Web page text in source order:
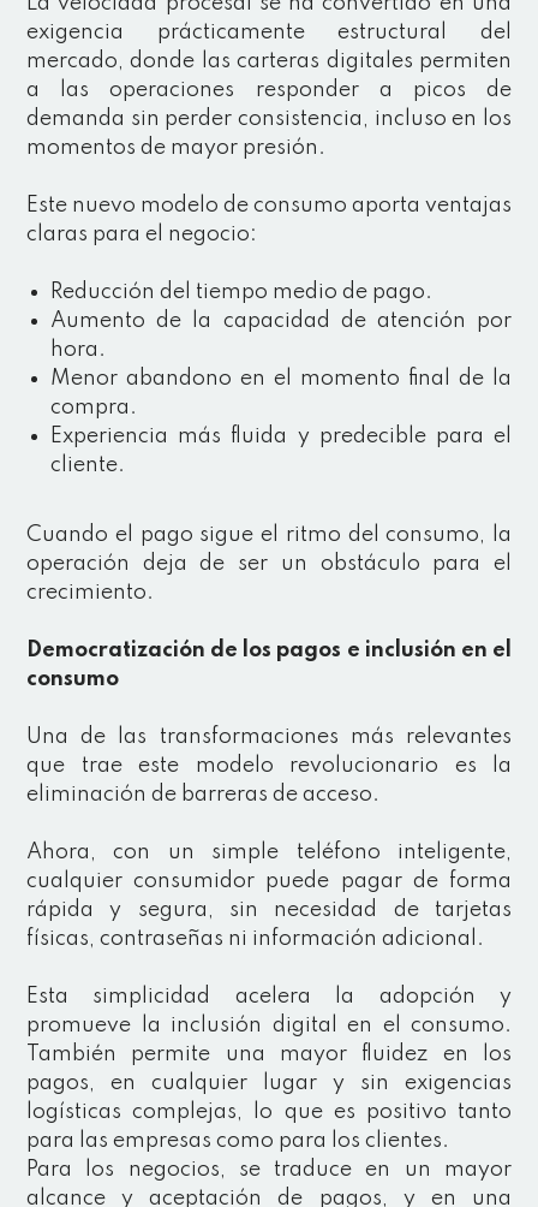
exigencia prácticamente estructural del
mercado, donde las carteras digitales permiten
a las operaciones responder a picos de
demanda sin perder consistencia, incluso en los
momentos de mayor presión.
Este nuevo modelo de consumo aporta ventajas
claras para el negocio:
Reducción del tiempo medio de pago.
Aumento de la capacidad de atención por
hora.
Menor abandono en el momento final de la
compra.
Experiencia más fluida y predecible para el
cliente.
Cuando el pago sigue el ritmo del consumo, la
operación deja de ser un obstáculo para el
crecimiento.
Democratización de los pagos e inclusión en el
consumo
Una de las transformaciones más relevantes
que trae este modelo revolucionario es la
eliminación de barreras de acceso.
Ahora, con un simple teléfono inteligente,
cualquier consumidor puede pagar de forma
rápida y segura, sin necesidad de tarjetas
físicas, contraseñas ni información adicional.
Esta simplicidad acelera la adopción y
promueve la inclusión digital en el consumo.
También permite una mayor fluidez en los
pagos, en cualquier lugar y sin exigencias
logísticas complejas, lo que es positivo tanto
para las empresas como para los clientes.
Para los negocios, se traduce en un mayor
alcance y aceptación de pagos, y en una